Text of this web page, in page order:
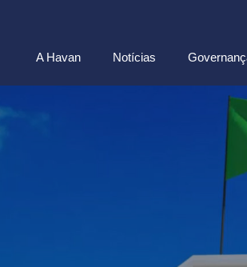
A Havan Notícias